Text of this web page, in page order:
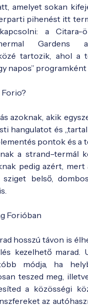
amelyet sokan
pihenést itt
a Citara-
Gardens
tartozik, ahol a
napos” programként
azoknak, akik
hangulatot és
pontok és a
a strand–termál
pedig azért, mert
belső,
Forióban
hosszú távon is
kezelhető marad.
módja, ha
teszed meg,
a közösségi
az